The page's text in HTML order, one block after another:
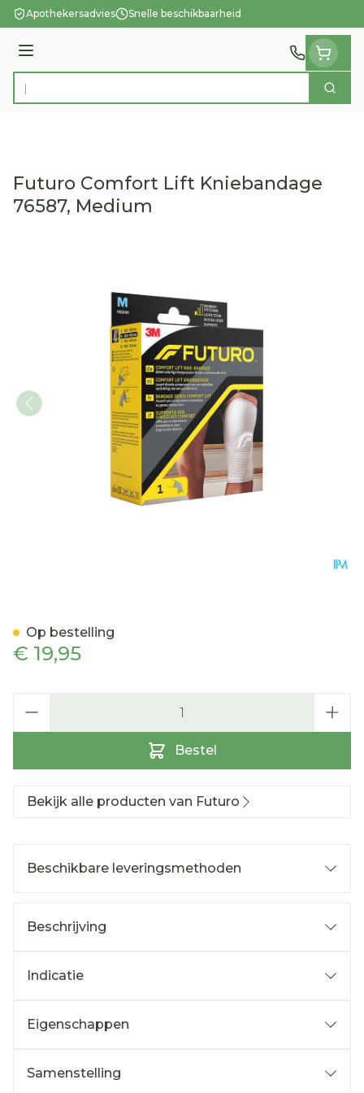
Ga naar de inhoud
Apothekersadvies Snelle beschikbaarheid
Menu
Product, merk, categorie... Zoek
Futuro Comfort Lift Kniebandage
76587, Medium
€ 19,95
Bestel
Op bestelling
Bekijk alle producten van Futuro
Beschikbare leveringsmethoden
Beschrijving
Indicatie
Eigenschappen
Samenstelling